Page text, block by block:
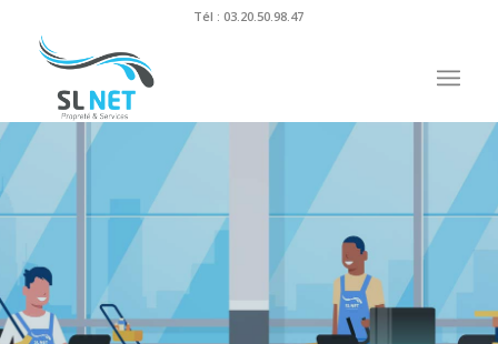
Tél :03.20.50.98.47